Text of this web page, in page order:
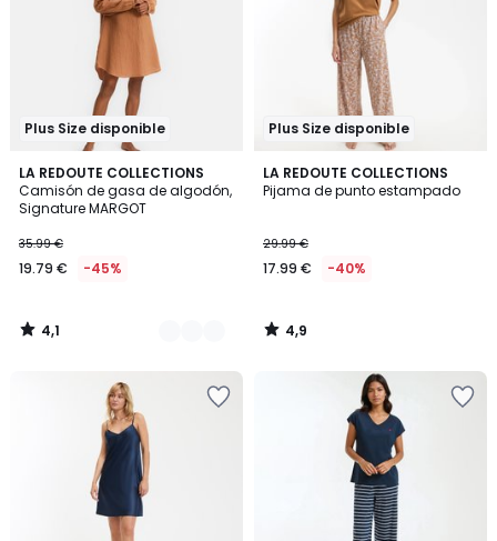
Plus Size disponible
LA REDOUTE COLLECTIONS
Camisón de gasa de algodón,
Signature MARGOT
35.99 €
19.79 € -45%
4,1
/ 5
3
Colores
4,1
/
Plus Size disponible
LA REDOUTE COLLECTIONS
Pijama de punto estampado
29.99 €
17.99 € -40%
4,9
/ 5
4,9
/